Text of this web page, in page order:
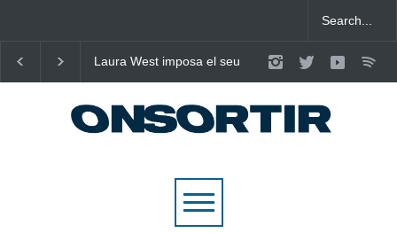
Laura West imposa el seu
pop de “m’enxules”
Poggioli i Meri Prata
eleven al cel amb
NOSALTRES’